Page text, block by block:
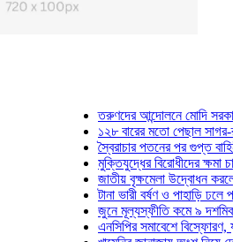
তরুণদের আন্দোলনে মোদি সরকার
১২৮ বারের মতো পেছাল সাগর-রুনি
স্বৈরাচার পতনের পর গুপ্ত বাহিনীর
মুক্তিযুদ্ধের বিরোধীদের ক্ষমা চাইতে
জাতীয় বৃক্ষমেলা উদ্বোধন করলেন
টানা ভারী বর্ষণ ও পাহাড়ি ঢলে
জুনে মূল্যস্ফীতি কমে ৯ দশমিক ১৬
এনসিপির সমাবেশে বিস্ফোরণ,